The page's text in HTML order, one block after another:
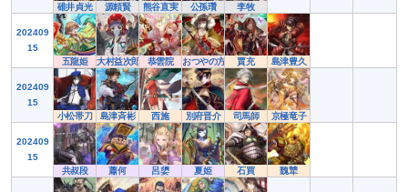
碓井貞光
源頼賢 熊谷直実 公孫瓚 李牧
202409
15
五龍姫
大村益次郎 恭雲院 おつやの方 賈充 島津豊久
202409
15
小松帯刀
島津斉彬 西施 別府晋介 司馬師 京極竜子
202409
15
共叔段
蕭何 呂嬃 夏姫 石買 魏犨